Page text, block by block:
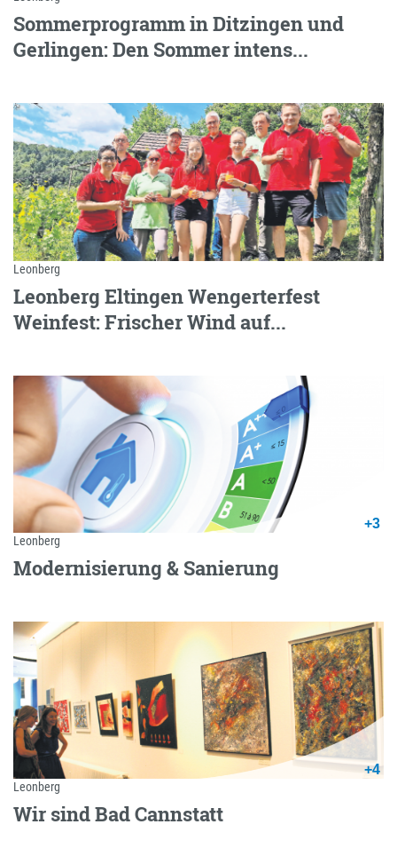
Sommerprogramm in Ditzingen und
Gerlingen: Den Sommer intens...
Leonberg
Leonberg Eltingen Wengerterfest
Weinfest: Frischer Wind auf...
+3
Leonberg
Modernisierung & Sanierung
+4
Leonberg
Wir sind Bad Cannstatt